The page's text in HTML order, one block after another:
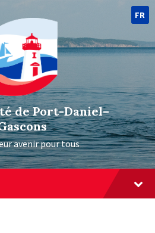
FR
de Port-Daniel–
avenir pour tous